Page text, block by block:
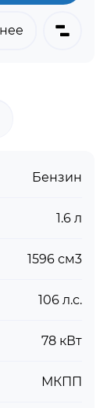
Бензин
1.6 л
1596 см3
106 л.с.
78 кВт
МКПП